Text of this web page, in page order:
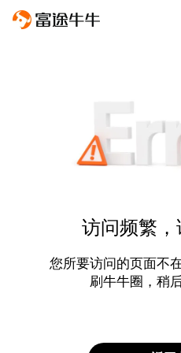
访问频繁
您所要访问的页面不
刷牛牛圈，稍